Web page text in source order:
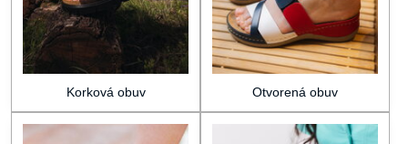
Korková obuv Otvorená obuv